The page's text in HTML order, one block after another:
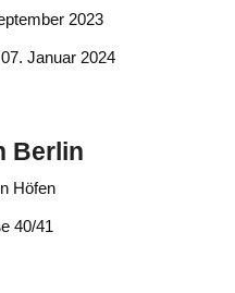
2023
Januar 2024
Berlin
Höfen
40/41